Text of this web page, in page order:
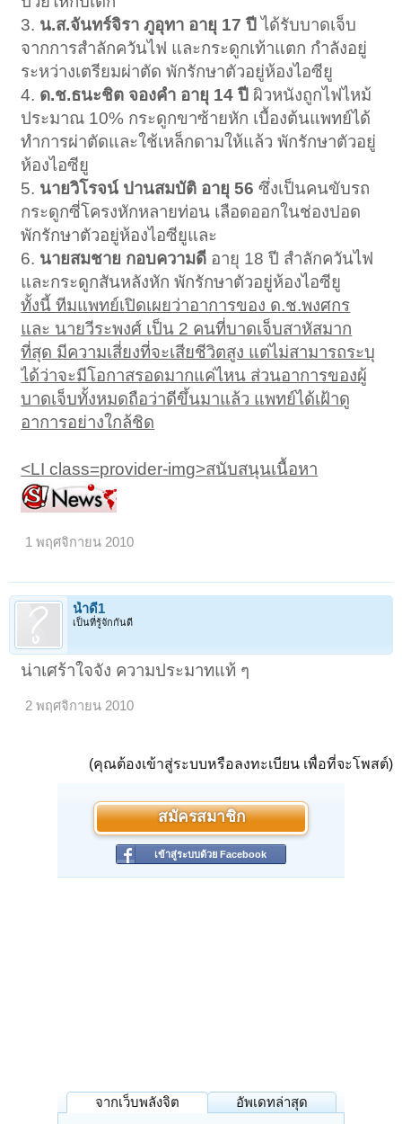
3. น.ส.จันทร์จิรา ภูอุทา อายุ 17 ปี ได้รับบาดเจ็บ
จากการสำลักควันไฟ และกระดูกเท้าแตก กำลังอยู่
ระหว่างเตรียมผ่าตัด พักรักษาตัวอยู่ห้องไอซียู
4. ด.ช.ธนะชิต จองคำ อายุ 14 ปี ผิวหนังถูกไฟไหม้
ประมาณ 10% กระดูกขาซ้ายหัก เบื้องต้นแพทย์ได้
ทำการผ่าตัดและใช้เหล็กดามให้แล้ว พักรักษาตัวอยู่
ห้องไอซียู
5. นายวิโรจน์ ปานสมบัติ อายุ 56ซึ่งเป็นคนขับรถ
กระดูกซี่โครงหักหลายท่อน เลือดออกในช่องปอด
พักรักษาตัวอยู่ห้องไอซียูและ
6. นายสมชาย กอบความดี อายุ 18 ปี สำลักควันไฟ
และกระดูกสันหลังหัก พักรักษาตัวอยู่ห้องไอซียู
ทั้งนี้ ทีมแพทย์เปิดเผยว่าอาการของ ด.ช.พงศกร
และ นายวีระพงศ์ เป็น 2 คนที่บาดเจ็บสาหัสมาก
ที่สุด มีความเสี่ยงที่จะเสียชีวิตสูง แต่ไม่สามารถระบุ
ได้ว่าจะมีโอกาสรอดมากแค่ไหน ส่วนอาการของผู้
บาดเจ็บทั้งหมดถือว่าดีขึ้นมาแล้ว แพทย์ได้เฝ้าดู
อาการอย่างใกล้ชิด
<LI class=provider-img>สนับสนุนเนื้อหา
1 พฤศจิกายน 2010
น้ำดี1
เป็นที่รู้จักกันดี
น่าเศร้าใจจัง ความประมาทแท้ ๆ
2 พฤศจิกายน 2010
(คุณต้องเข้าสู่ระบบหรือลงทะเบียน เพื่อที่จะโพสต์)
สมัครสมาชิก
เข้าสู่ระบบด้วย Facebook
จากเว็บพลังจิต อัพเดทล่าสุด